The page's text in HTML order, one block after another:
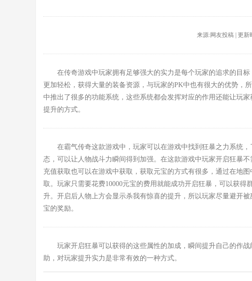
来源:网友投稿 | 更新
在传奇游戏中玩家拥有足够强大的实力是每个玩家的追求的目
更加轻松，获得大量的装备资源，与玩家的PK中也有很大的优势，
中推出了很多的功能系统，这些系统都会发挥对应的作用还能让玩
提升的方式。
在霸气传奇这款游戏中，玩家可以在游戏中找到狂暴之力系统
态，可以让人物战斗力瞬间得到加强。在这款游戏中玩家开启狂暴
充值获取也可以在游戏中获取，获取元宝的方式有很多，通过在地
取。玩家只需要花费10000元宝的费用就能成功开启狂暴，可以获得
升。开启后人物上方会显示杀我有惊喜的提升，所以玩家尽量避开
宝的奖励。
玩家开启狂暴可以获得的这些属性的加成，瞬间提升自己的作
助，对玩家提升实力是非常有效的一种方式。